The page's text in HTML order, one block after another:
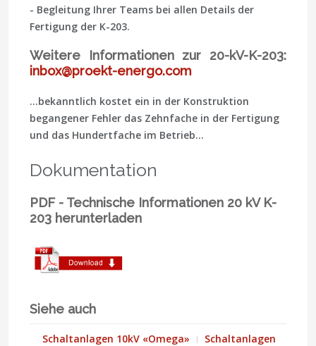
- Begleitung Ihrer Teams bei allen Details der
Fertigung der K-203.
Weitere Informationen zur 20-kV-K-203:
inbox@proekt-energo.com
…bekanntlich kostet ein in der Konstruktion
begangener Fehler das Zehnfache in der Fertigung
und das Hundertfache im Betrieb…
Dokumentation
PDF - Technische Informationen 20 kV K-
203 herunterladen
Siehe auch
Schaltanlagen 10kV «Omega»
Schaltanlagen